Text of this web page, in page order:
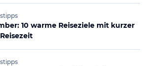
10 warme Reiseziele mit kurzer